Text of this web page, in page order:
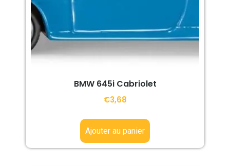
BMW 645i Cabriolet
€3,68
Ajouter au panier